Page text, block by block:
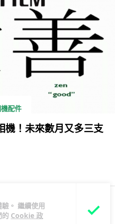
。 繼續使用
的 Cookie 政
配件
！未來數月又多三支
2 3